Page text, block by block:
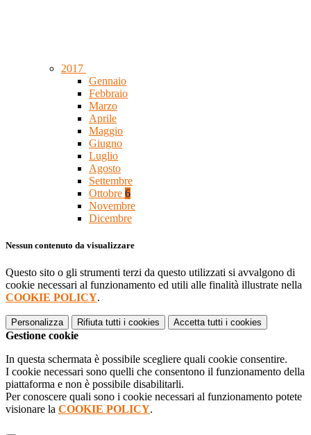
2017
Gennaio
Febbraio
Marzo
Aprile
Maggio
Giugno
Luglio
Agosto
Settembre
Ottobre 6
Novembre
Dicembre
Nessun contenuto da visualizzare
Questo sito o gli strumenti terzi da questo utilizzati si avvalgono di
cookie necessari al funzionamento ed utili alle finalità illustrate nella
COOKIE POLICY.
Personalizza Rifiuta tutti i cookies Accetta tutti i cookies
Gestione cookie
In questa schermata è possibile scegliere quali cookie consentire.
I cookie necessari sono quelli che consentono il funzionamento della
piattaforma e non è possibile disabilitarli.
Per conoscere quali sono i cookie necessari al funzionamento potete
visionare la COOKIE POLICY.